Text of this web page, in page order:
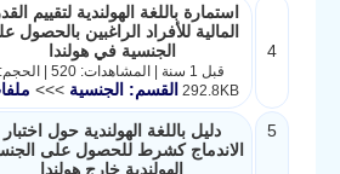
4
استمارة باللغة الهولندية لتقييم
المالية للأفراد الراغبين بالحصول
الجنسية في هولندا
قبل 1 سنة | المشاهدات: 520 | الحجم:
292.8KB القسم: الجنسية>>>
5
دليل باللغة الهولندية حول اختبار
الاندماج كشرط للحصول على
الهولندية خارج هولندا